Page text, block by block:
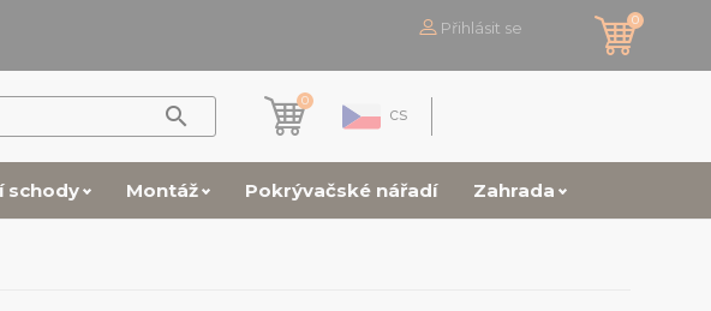
Přihlásit se 0

0
cs
schody Montáž Pokrývačské nářadí Zahrada